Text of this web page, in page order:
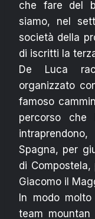
che fare del
siamo, nel
società della
di iscritti la
De Luca
organizzato
famoso
percorso
Spagna, per
di
Giacomo il
In modo
team